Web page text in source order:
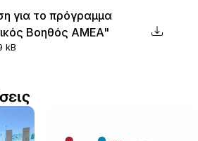
για το πρόγραμμα
Βοηθός ΑΜΕΑ"
kB